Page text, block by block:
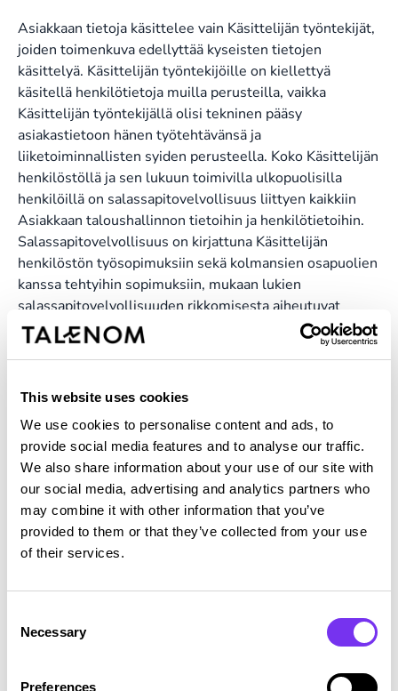
This website uses cookies
We use cookies to personalise content and ads, to
provide social media features and to analyse our traffic.
We also share information about your use of our site with
our social media, advertising and analytics partners who
may combine it with other information that you’ve
provided to them or that they’ve collected from your use
of their services.
Selection
Necessary
Preferences
Asiakkaan tietoja käsittelee vain Käsittelijän työntekijät,
joiden toimenkuva edellyttää kyseisten tietojen
käsittelyä. Käsittelijän työntekijöille on kiellettyä
käsitellä henkilötietoja muilla perusteilla, vaikka
Käsittelijän työntekijällä olisi tekninen pääsy
asiakastietoon hänen työtehtävänsä ja
liiketoiminnallisten syiden perusteella. Koko Käsittelijän
henkilöstöllä ja sen lukuun toimivilla ulkopuolisilla
henkilöillä on salassapitovelvollisuus liittyen kaikkiin
Asiakkaan taloushallinnon tietoihin ja henkilötietoihin.
Salassapitovelvollisuus on kirjattuna Käsittelijän
henkilöstön työsopimuksiin sekä kolmansien osapuolien
kanssa tehtyihin sopimuksiin, mukaan lukien
salassapitovelvollisuuden rikkomisesta aiheutuvat
sanktiot.
Asiakkaan tietoja käsittelevät työntekijät koulutetaan
säännöllisillä koulutuksilla, joissa työn tekemisen
laillisuusperusteet ovat olennainen osa koulutusta.
Käsittelijän henkilökunnan tietoturva- ja
tietosuojatietoisuutta pidetään säännöllisesti yllä eri
tavoin muun muassa järjestämällä säännöllisiä
tietoturvaa ja tietosuojaa koskevia koko yrityksen
henkilöstölle tiedoksi annettavia tietoiskuja sekä
järjestämällä vuosittain työntekijöille pakollinen
tietoturvaa ja tietosuojaa koskeva koulutus, jonka
tietoturvapolitiikan, johon jokainen Käsittelijän uusi
työntekijä perehtyy aloittaessaan työnsä.
tiedotetaan säännöllisissä tietoturvakoulutuksissa sekä